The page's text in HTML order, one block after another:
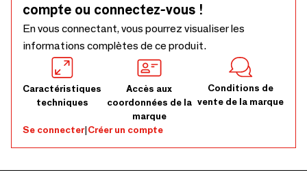
compte ou connectez-vous !
En vous connectant, vous pourrez visualiser les
informations complètes de ce produit.
Caractéristiques
techniques
Accès aux
coordonnées de la
marque
Conditions de
vente de la marque
Se connecter|Créer un compte